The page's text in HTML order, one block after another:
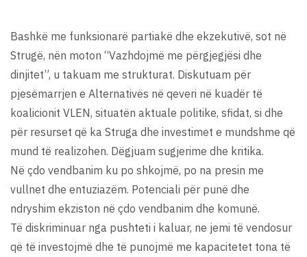
Bashkë me funksionarë partiakë dhe ekzekutivë, sot në
Strugë, nën moton “Vazhdojmë me përgjegjësi dhe
dinjitet”, u takuam me strukturat. Diskutuam për
pjesëmarrjen e Alternativës në qeveri në kuadër të
koalicionit VLEN, situatën aktuale politike, sfidat, si dhe
për resurset që ka Struga dhe investimet e mundshme që
mund të realizohen. Dëgjuam sugjerime dhe kritika.
Në çdo vendbanim ku po shkojmë, po na presin me
vullnet dhe entuziazëm. Potenciali për punë dhe
ndryshim ekziston në çdo vendbanim dhe komunë.
Të diskriminuar nga pushteti i kaluar, ne jemi të vendosur
që të investojmë dhe të punojmë me kapacitetet tona të